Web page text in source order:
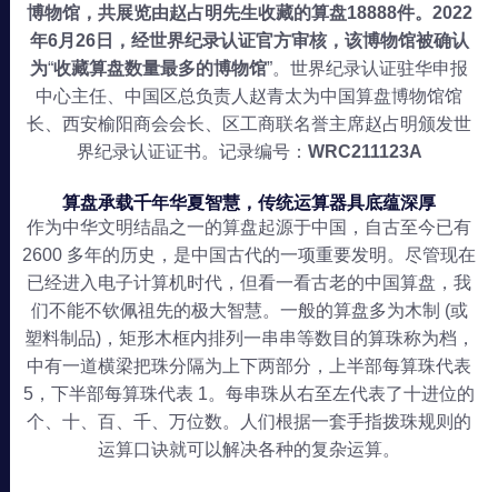
博物馆，共展览由赵占明先生收藏的算盘18888件。2022
年6月26日，经世界纪录认证官方审核，该博物馆被确认
为“收藏算盘数量最多的博物馆”。世界纪录认证驻华申报
中心主任、中国区总负责人赵青太为中国算盘博物馆馆
长、西安榆阳商会会长、区工商联名誉主席赵占明颁发世
界纪录认证证书。记录编号： WRC211123A
算盘承载千年华夏智慧，传统运算器具底蕴深厚
作为中华文明结晶之一的算盘起源于中国，自古至今已有
2600 多年的历史，是中国古代的一项重要发明。尽管现在
已经进入电子计算机时代，但看一看古老的中国算盘，我
们不能不钦佩祖先的极大智慧。一般的算盘多为木制 (或
塑料制品)，矩形木框内排列一串串等数目的算珠称为档，
中有一道横梁把珠分隔为上下两部分，上半部每算珠代表
5，下半部每算珠代表 1。每串珠从右至左代表了十进位的
个、十、百、千、万位数。人们根据一套手指拨珠规则的
运算口诀就可以解决各种的复杂运算。